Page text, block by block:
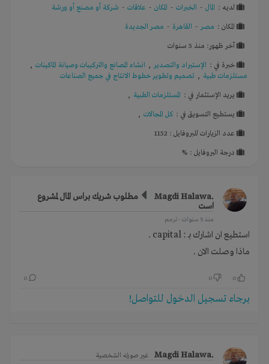
لديـه : المال - الخبرات - المكان - علاقات - شركة أو مصنع أو ورشة
المكان : مصر - القاهرة - مصر الجديدة
آخر ظهور: منذ 5 سنوات
خبرة في : الإستيراد والتصدير , انشاء المصانع والتركيبات وصيانة الماكينات ,
مستلزمات طبية , تصميم وتطوير خطوط الانتاج في جميع الصناعات
يريد الإستثمار في : المستلزمات الطبية ,
يستطيع التسويق في : كل المجالات ,
عدد الزيارات للبروفايل : 1152
درجة البروفايل : %
.Magdi Halawa
مطلوب شريك براس المال لمشروع
است
منذ 5 سنوات - ترجم
استطيع ان اشارك بـ : capital .
ماذا وصلت الان .
0
0
0
برجاء تسجيل الدخول للتواصل!
.Magdi Halawa غير صورته الشخصية